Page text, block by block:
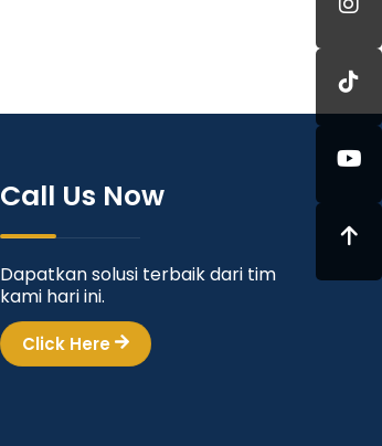
Call Us Now
Dapatkan solusi terbaik dari tim
kami hari ini.
Click Here